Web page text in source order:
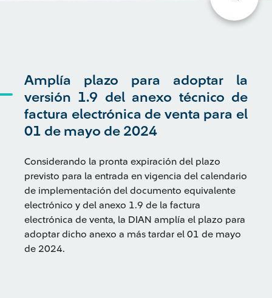
Amplía plazo para adoptar la
versión 1.9 del anexo técnico de
factura electrónica de venta para el
01 de mayo de 2024
Considerando la pronta expiración del plazo
previsto para la entrada en vigencia del calendario
de implementación del documento equivalente
electrónico y del anexo 1.9 de la factura
electrónica de venta, la DIAN amplía el plazo para
adoptar dicho anexo a más tardar el 01 de mayo
de 2024.